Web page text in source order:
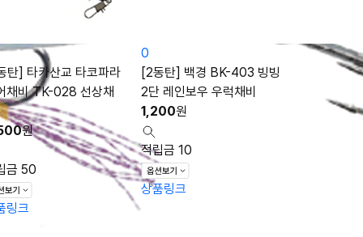
탄] 타카산교 타코파라
채비 TK-028 선상채
원
금 50
링크
0
[2동탄] 백경 BK-403 빙빙
2단 레인보우 우럭채비
1,200원
적립금 10
상품링크